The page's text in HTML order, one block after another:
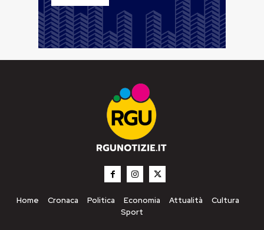
Home Cronaca Politica Economia Attualità
Cultura
Sport